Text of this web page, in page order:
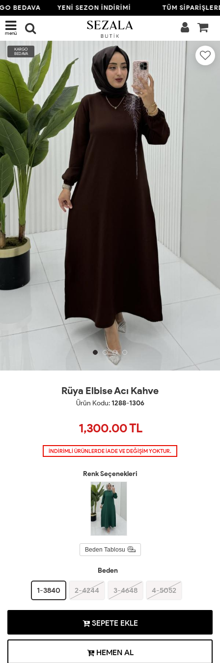
BEDAVA YENİ SEZON İNDİRİMİ TÜM
menü
KARGO
BEDAVA
Rüya Elbise Acı Kahve
Ürün Kodu:1288-1306
1,300.00TL
İNDİRİMLİ ÜRÜNLERDE İADE VE DEĞİŞİM YOKTUR.
Renk Seçenekleri
Beden Tablosu
Beden
1-3840 2-4244 3-4648 4-5052
SEPETE EKLE
HEMEN AL